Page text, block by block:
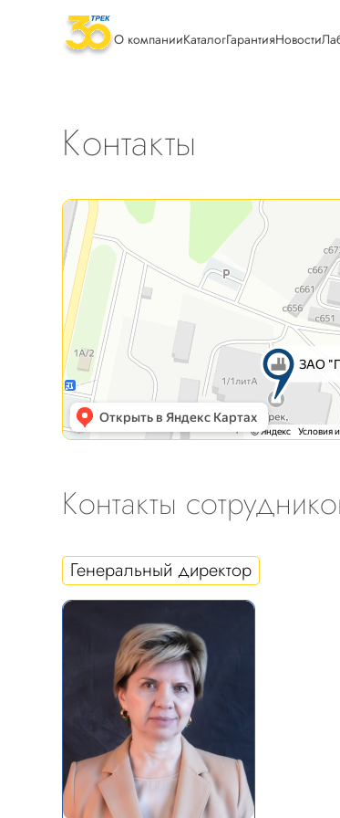
О компанииКаталогГарантияНовости
Контакты
Контакты
Генеральный директор